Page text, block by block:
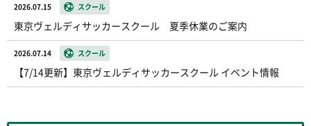
2026.07.15 スクール
東京ヴェルディサッカースクール 夏季休業のご案内
2026.07.14 スクール
【7/14更新】東京ヴェルディサッカースクール イベント情報